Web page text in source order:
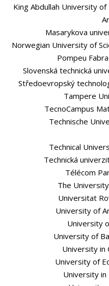
King Abdullah University of
Masarykova
Norwegian University of
Pompeu
Slovenská technická
Středoevropský
Tampere
TecnoCampus
Technische
Technical
Technická
Télécom
The
Universitat
University of
University
University of
University in
University of
University